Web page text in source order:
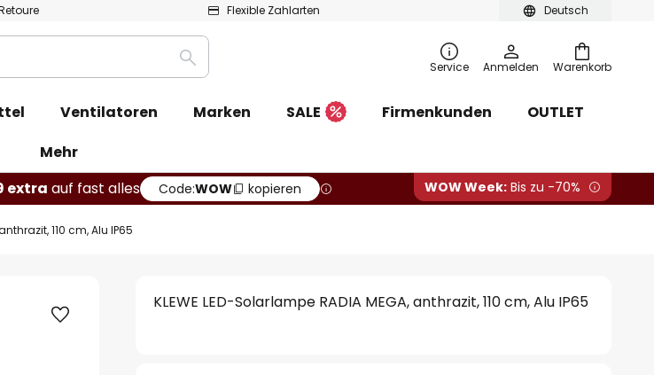
Deutsch
Flexible Zahlarten
Warenkorb
Suche Service Anmelden
Ventilatoren Marken SALE Firmenkunden
OUTLET
Mehr
extra auf fast alles Code:WOW kopieren WOW Week: Bis zu -70%
110 cm, Alu IP65
KLEWE LED-Solarlampe RADIA MEGA, anthrazit, 110 cm, Alu IP65